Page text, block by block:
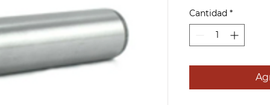
Cantidad *